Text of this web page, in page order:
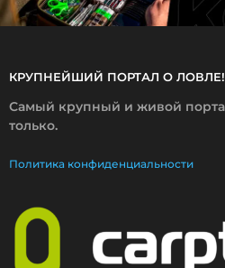
КРУПНЕЙШИЙ ПОРТАЛ О
Самый крупный и живой
только.
Политика конфиденциальности